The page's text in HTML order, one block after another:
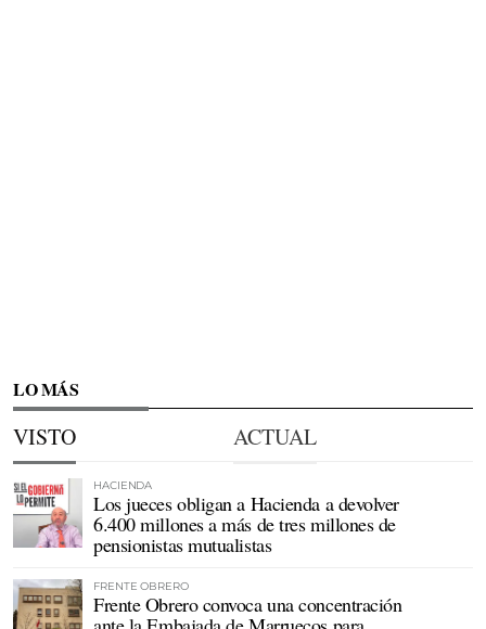
LO MÁS
VISTO ACTUAL
HACIENDA
Los jueces obligan a Hacienda a devolver
6.400 millones a más de tres millones de
pensionistas mutualistas
FRENTE OBRERO
Frente Obrero convoca una concentración